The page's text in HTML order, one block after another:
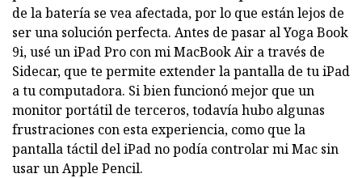
de la batería se vea afectada, por lo que están lejos de
ser una solución perfecta. Antes de pasar al Yoga Book
9i, usé un iPad Pro con mi MacBook Air a través de
Sidecar, que te permite extender la pantalla de tu iPad
a tu computadora. Si bien funcionó mejor que un
monitor portátil de terceros, todavía hubo algunas
frustraciones con esta experiencia, como que la
pantalla táctil del iPad no podía controlar mi Mac sin
usar un Apple Pencil.